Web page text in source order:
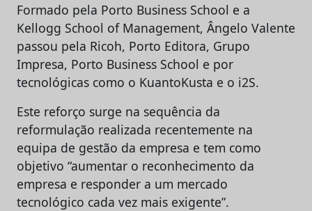
Formado pela Porto Business School e a
Kellogg School of Management, Ângelo Valente
passou pela Ricoh, Porto Editora, Grupo
Impresa, Porto Business School e por
tecnológicas como o KuantoKusta e o i2S.
Este reforço surge na sequência da
reformulação realizada recentemente na
equipa de gestão da empresa e tem como
objetivo “aumentar o reconhecimento da
empresa e responder a um mercado
tecnológico cada vez mais exigente”.